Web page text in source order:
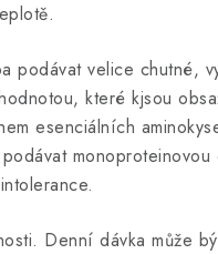
podávat velice chutné,
které kjsou
esenciálních
monoproteinovou
Denní dávka může